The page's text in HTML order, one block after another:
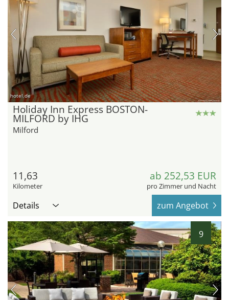
hotel.de
Holiday Inn Express BOSTON-
MILFORD by IHG
Milford
11,63
Kilometer
ab 252,53 EUR
pro Zimmer und Nacht
Details zum Angebot
9